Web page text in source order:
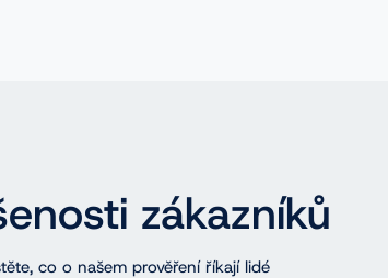
zákazníků
co o našem prověření říkají lidé